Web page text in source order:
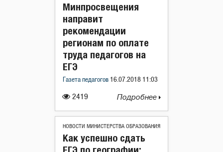
2419
Минпросвещения
направит
рекомендации
регионам по оплате
труда педагогов на
ЕГЭ
Газета педагогов 16.07.2018 11:03
Подробнее
НОВОСТИ МИНИСТЕРСТВА ОБРАЗОВАНИЯ
Как успешно сдать
ЕГЭ по географии: